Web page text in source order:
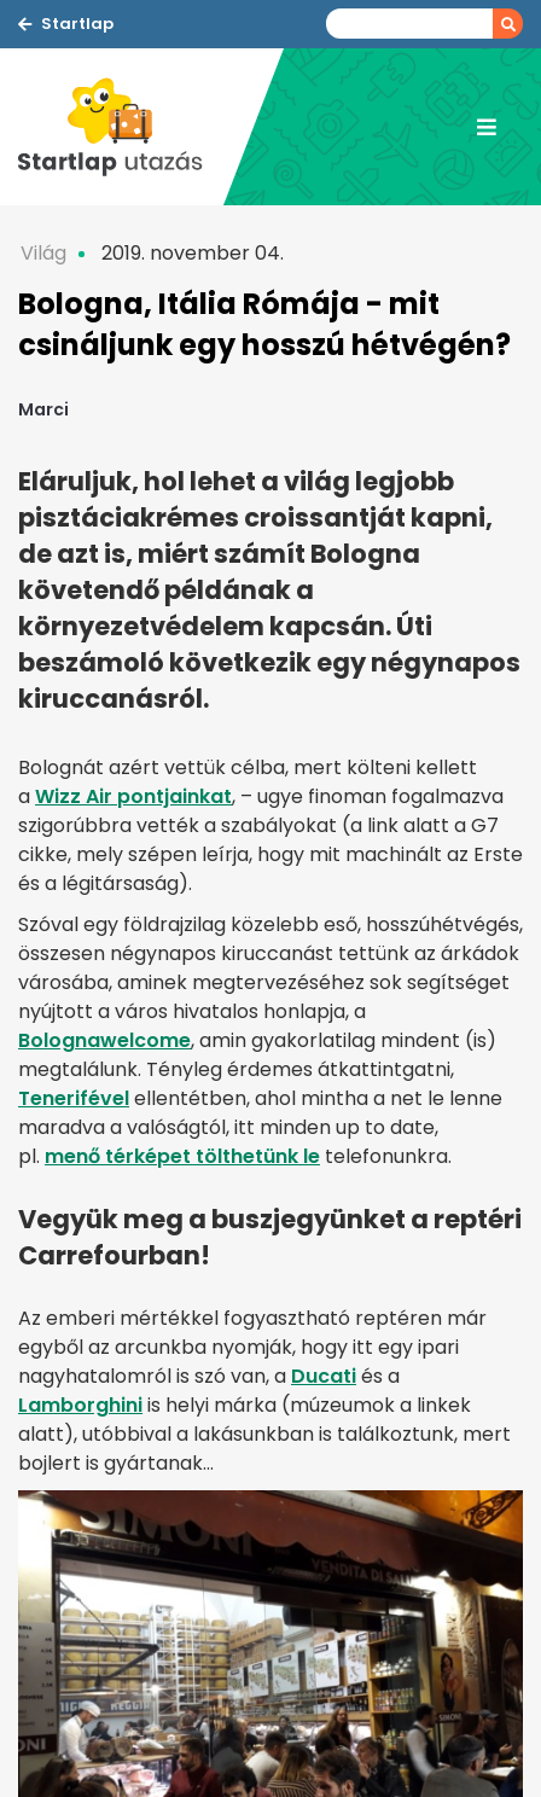
Startlap
Világ 2019. november 04.
Bologna, Itália Rómája - mit
csináljunk egy hosszú hétvégén?
Marci
Eláruljuk, hol lehet a világ legjobb
pisztáciakrémes croissantját kapni,
de azt is, miért számít Bologna
követendő példának a
környezetvédelem kapcsán. Úti
beszámoló következik egy négynapos
kiruccanásról.
Bolognát azért vettük célba, mert költeni kellett
aWizz Air pontjainkat, – ugye finoman fogalmazva
szigorúbbra vették a szabályokat (a link alatt a G7
cikke, mely szépen leírja, hogy mit machinált az Erste
és a légitársaság).
Szóval egy földrajzilag közelebb eső, hosszúhétvégés,
összesen négynapos kiruccanást tettünk az árkádok
városába, aminek megtervezéséhez sok segítséget
nyújtott a város hivatalos honlapja, a
Bolognawelcome, amin gyakorlatilag mindent (is)
megtalálunk. Tényleg érdemes átkattintgatni,
Tenerifévelellentétben, ahol mintha a net le lenne
maradva a valóságtól, itt minden up to date,
pl. menő térképet tölthetünk le telefonunkra.
Vegyük meg a buszjegyünket a reptéri
Carrefourban!
Az emberi mértékkel fogyasztható reptéren már
egyből az arcunkba nyomják, hogy itt egy ipari
nagyhatalomról is szó van, a Ducatiés a
Lamborghiniis helyi márka (múzeumok a linkek
alatt), utóbbival a lakásunkban is találkoztunk, mert
bojlert is gyártanak…